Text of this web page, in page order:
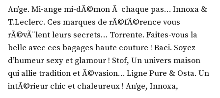
e
,
M
i
M
a
O
s
h
s
,
m
p
s
d
e
s
c
An’ge. Mi-ange mi-dÃ©mon Ã chaque pas… Innoxa &
T.Leclerc. Ces marques de rÃ©fÃ©rence vous
rÃ©vÃ¨lent leurs secrets… Torrente. Faites-vous la
belle avec ces bagages haute couture ! Baci. Soyez
d’humeur sexy et glamour ! Stof, Un univers maison
qui allie tradition et Ã©vasion… Ligne Pure & Osta. Un
intÃ©rieur chic et chaleureux ! An’ge, Innoxa,